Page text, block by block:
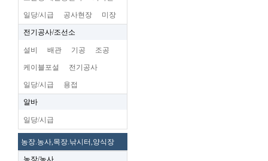
일당/시급 공사현장 미장
전기공사/조선소
설비 배관 기공 조공
케이블포설 전기공사
일당/시급 용접
알바
일당/시급
농장.농사,목장.낚시터,양식장
농장/농사